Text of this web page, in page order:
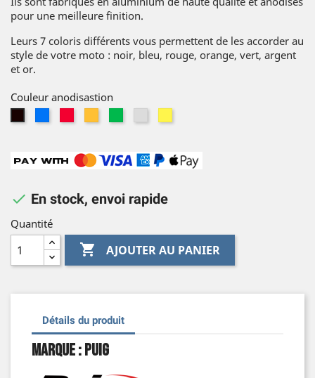
pour une meilleure finition.
Leurs 7 coloris différents vous permettent de les accorder au
style de votre moto : noir, bleu, rouge, orange, vert, argent
et or.
Couleur anodisastion
 En stock, envoi rapide
Quantité
 AJOUTER AU PANIER
Détails du produit
Marque : Puig